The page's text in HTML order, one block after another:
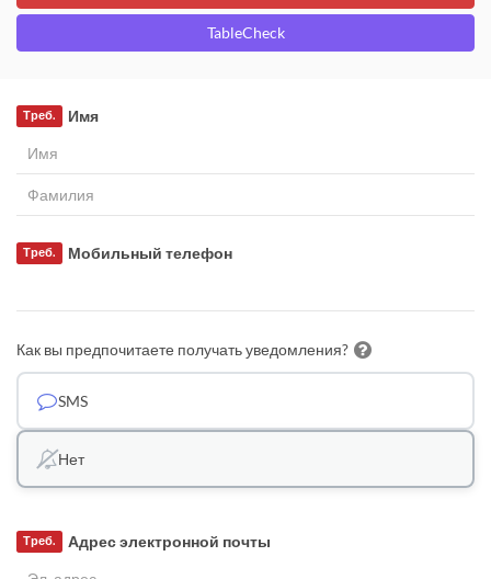
TableCheck
Имя
Треб.
Мобильный телефон
Треб.
Как вы предпочитаете получать уведомления?
SMS
Нет
Адрес электронной почты
Треб.